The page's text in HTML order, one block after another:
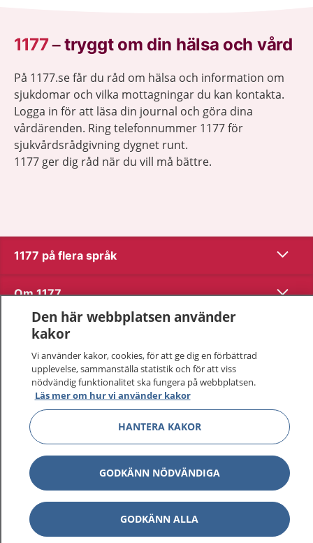
1177–tryggt om din hälsa och vård
På 1177.se får du råd om hälsa och information om
sjukdomar och vilka mottagningar du kan kontakta.
Logga in för att läsa din journal och göra dina
vårdärenden. Ring telefonnummer 1177 för
sjukvårdsrådgivning dygnet runt.
1177 ger dig råd när du vill må bättre.
1177 på flera språk Visa
Om 1177 Visa
Kontakt
Behandling av personuppgifter
Hantering av kakor
Inställningar för kakor
1177 – en tjänst frånInera.
Den här webbplatsen använder
kakor
Vi använder kakor, cookies, för att ge dig en förbättrad
upplevelse, sammanställa statistik och för att viss
nödvändig funktionalitet ska fungera på webbplatsen.
Läs mer om hur vi använder kakor
HANTERA KAKOR
GODKÄNN NÖDVÄNDIGA
GODKÄNN ALLA